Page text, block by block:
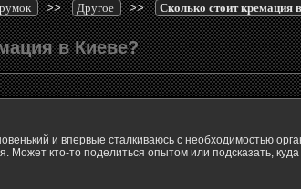
>> Другое >> Сколько стоит кремация
в Киеве?
и впервые сталкиваюсь с необходимостью
Может кто-то поделиться опытом или подсказать,